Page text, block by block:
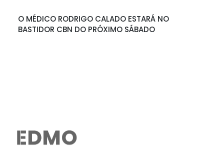
O MÉDICO RODRIGO CALADO ESTARÁ NO
BASTIDOR CBN DO PRÓXIMO SÁBADO